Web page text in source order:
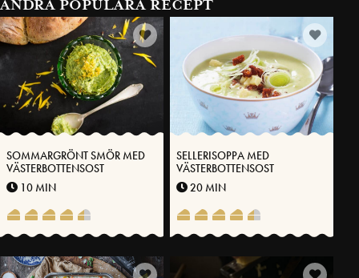
ANDRA POPULÄRA RECEPT
SOMMARGRÖNT SMÖR MED
VÄSTERBOTTENSOST
10 MIN
SELLERISOPPA MED
VÄSTERBOTTENSOST
20 MIN